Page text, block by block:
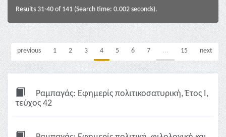
Results 31-40 of 141 (Search time: 0.002 seconds).
previous 1 2 3 4 5 6 7 ... 15 next
Ραμπαγάς: Εφημερίς πολιτικοσατυρική, Έτος Ι,
τεύχος 42